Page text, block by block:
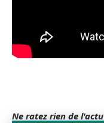
Ne ratez rien de l'actu